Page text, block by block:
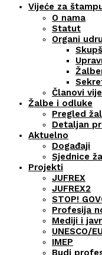
Vijeće za
O nama
Statut
Organi
Članovi
Žalbe i odluke
Pregled
Detaljan
Aktuelno
Događaji
Sjednice
Projekti
JUFREX
JUFREX2
STOP!
Profesija
Mediji i
UNESCO/
IMEP
Budi